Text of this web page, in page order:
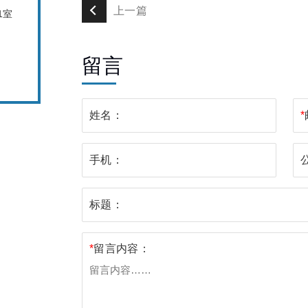
室 上一篇
留言
姓名： *
手机：
标题：
*留言内容：